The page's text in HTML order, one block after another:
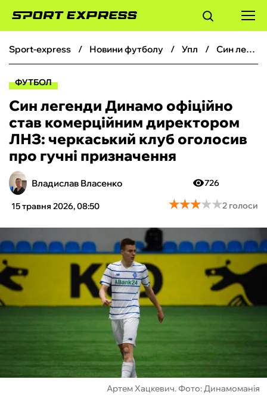
ФУТБОЛ
БОКС
ХОКЕЙ
ТЕНІС
КІБЕРСПОРТ
ЧС-2026
ФУТЗАЛ
sport-express новини футболу упл Син легенди Динамо офіційно став комерційним директором ЛНЗ: черкаський клуб оголосив про гучні призначення
ФУТБОЛ
Син легенди Динамо офіційно
став комерційним директором
ЛНЗ: черкаський клуб оголосив
про гучні призначення
Владислав Власенко
15 травня 2026, 08:50
726
★★★★★
★★★★★2 голоси
Артем Хацкевич. Фото: Динамоманія